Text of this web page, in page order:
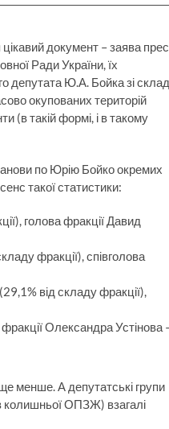
документ – заява
Ради України, їх
депутата Ю.А. Бойка зі
окупованих територій
(в такій формі, і в такому
по Юрію Бойко окремих
такої статистики:
голова фракції Давид
фракції), співголова
від складу фракції),
фракції Олександра Устінова
ще менше. А депутатські групи
колишньої ОПЗЖ) взагалі